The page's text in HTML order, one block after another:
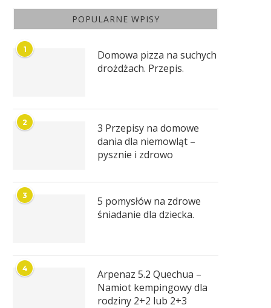
POPULARNE WPISY
1
Domowa pizza na suchych
drożdżach. Przepis.
2
3 Przepisy na domowe
dania dla niemowląt –
pysznie i zdrowo
3
5 pomysłów na zdrowe
śniadanie dla dziecka.
4
Arpenaz 5.2 Quechua –
Namiot kempingowy dla
rodziny 2+2 lub 2+3